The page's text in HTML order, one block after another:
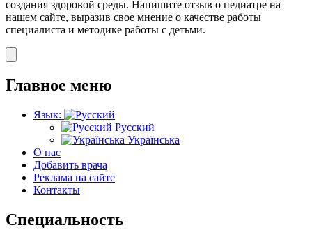
создания здоровой среды. Напишите отзыв о педиатре на
нашем сайте, выразив свое мнение о качестве работы
специалиста и методике работы с детьми.
Главное меню
Язык:
Русский
Українська
О нас
Добавить врача
Реклама на сайте
Контакты
Специальность